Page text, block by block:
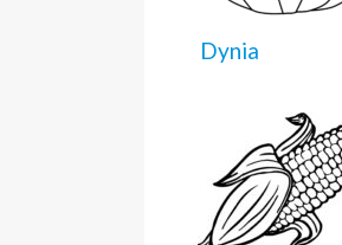
Dynia